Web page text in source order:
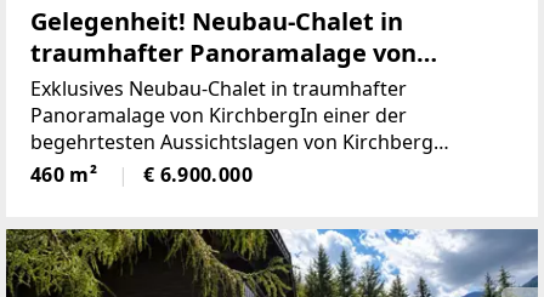
Gelegenheit! Neubau-Chalet in
traumhafter Panoramalage von
Kirchberg!
Exklusives Neubau-Chalet in traumhafter
Panoramalage von KirchbergIn einer der
begehrtesten Aussichtslagen von Kirchberg
entsteht ein außergewöhnliches Chalet auf einem
rund 725 m² großen Grundstück. Die
460 m² € 6.900.000